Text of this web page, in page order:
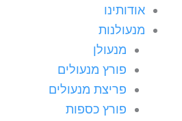
אודותינו
מנעולנות
מנעולן
פורץ מנעולים
פריצת מנעולים
פורץ כספות